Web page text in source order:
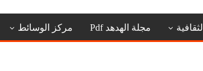
الثقافية مجلة الهدهد Pdf مركز الوسائط